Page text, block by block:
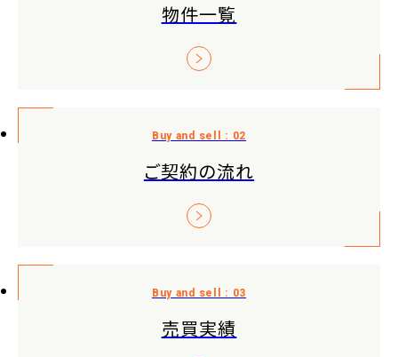
物件一覧
ご契約の流れ
売買実績